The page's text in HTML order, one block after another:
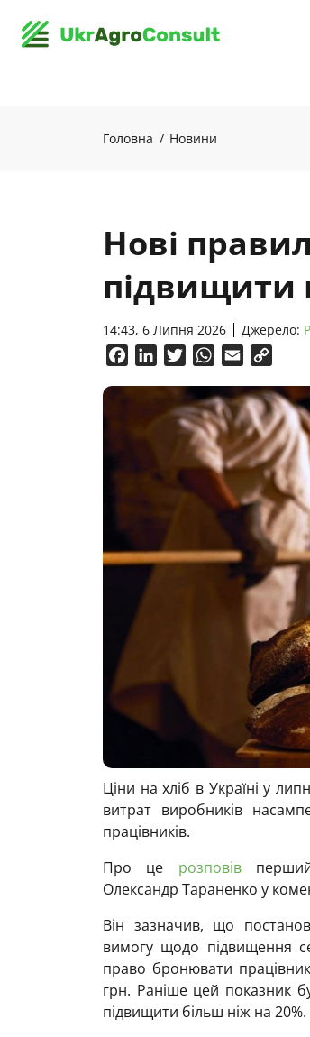
Головна Новини
Нові
підвищити
14:43, 6 Липня 2026 Джерело:
FacebookLinkedInTwitterWhatsApp
Email
Ціни на хліб в Україні у
витрат виробників
працівників.
Про це розповівперший
Олександр Тараненко у
Він зазначив, що
вимогу щодо підвищення
право бронювати
грн. Раніше цей показник
підвищити більш ніж на 20%.